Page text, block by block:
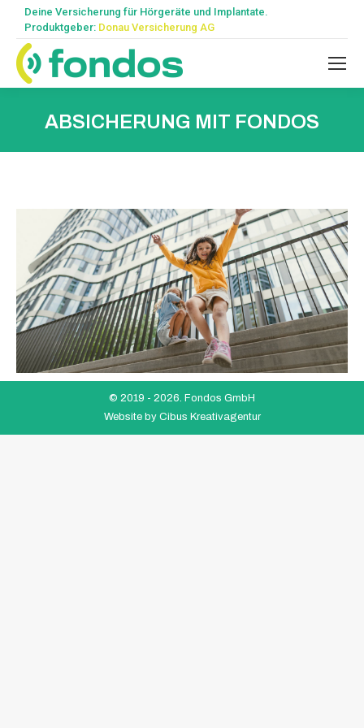
Deine Versicherung für Hörgeräte und Implantate.
Produktgeber: Donau Versicherung AG
ABSICHERUNG MIT FONDOS
© 2019 - 2026. Fondos GmbH
Website by Cibus Kreativagentur